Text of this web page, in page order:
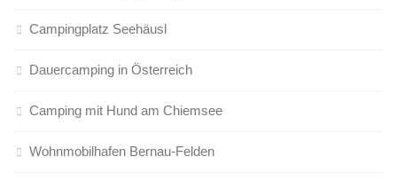
Campingplatz Seehäusl
Dauercamping in Österreich
Camping mit Hund am Chiemsee
Wohnmobilhafen Bernau-Felden